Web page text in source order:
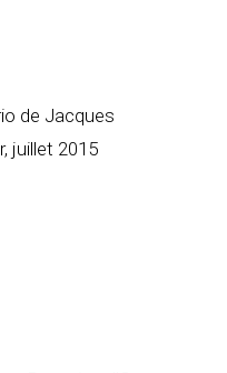
de Jacques
juillet 2015